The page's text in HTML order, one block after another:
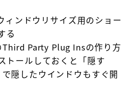
ンドウリサイズ用のショー
る
Party Plug Insの作り方
トールしておくと「隠す
で隠したウインドウもすぐ開